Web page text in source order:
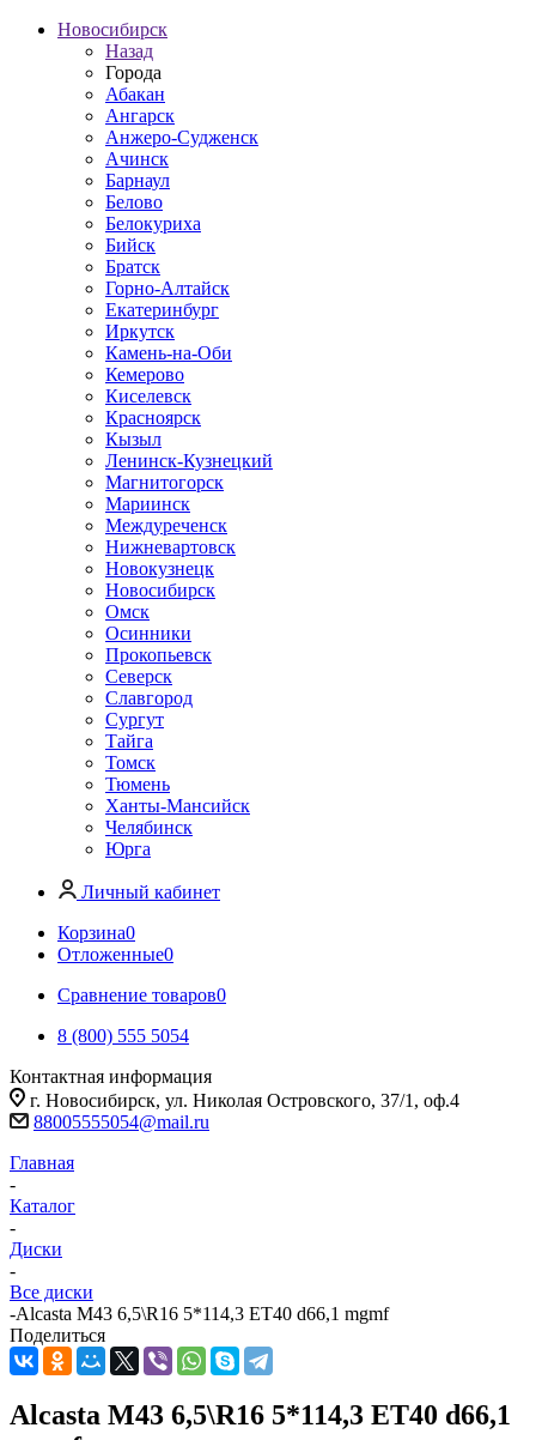
Новосибирск
Назад
Города
Абакан
Ангарск
Анжеро-Судженск
Ачинск
Барнаул
Белово
Белокуриха
Бийск
Братск
Горно-Алтайск
Екатеринбург
Иркутск
Камень-на-Оби
Кемерово
Киселевск
Красноярск
Кызыл
Ленинск-Кузнецкий
Магнитогорск
Мариинск
Междуреченск
Нижневартовск
Новокузнецк
Новосибирск
Омск
Осинники
Прокопьевск
Северск
Славгород
Сургут
Тайга
Томск
Тюмень
Ханты-Мансийск
Челябинск
Юрга
Личный кабинет
Корзина0
Отложенные0
Сравнение товаров0
8 (800) 555 5054
Контактная информация
г. Новосибирск, ул. Николая Островского, 37/1, оф.4
88005555054@mail.ru
Главная
-
Каталог
-
Диски
-
Все диски
-Alcasta M43 6,5\R16 5*114,3 ET40 d66,1 mgmf
Поделиться
Alcasta M43 6,5\R16 5*114,3 ET40 d66,1